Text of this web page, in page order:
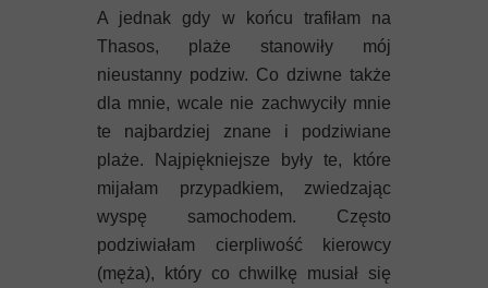
Samos
Symi
Thasos
Lanzarote
A jednak gdy w końcu trafiłam na
Thasos, plaże stanowiły mój
nieustanny podziw. Co dziwne także
dla mnie, wcale nie zachwyciły mnie
te najbardziej znane i podziwiane
plaże. Najpiękniejsze były te, które
mijałam przypadkiem, zwiedzając
wyspę samochodem. Często
podziwiałam cierpliwość kierowcy
(męża), który co chwilkę musiał się